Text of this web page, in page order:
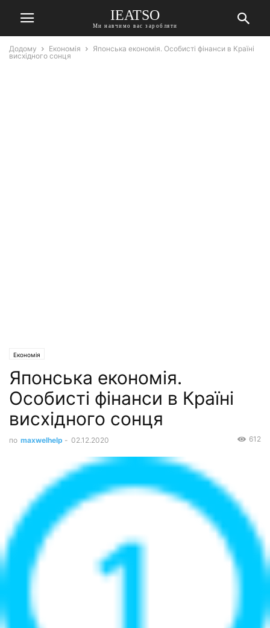
IEATSO
Ми навчимо вас заробляти
Додому Економія
Японська економія. Особисті фінанси в Країні
висхідного сонця
Економія
Японська економія.
Особисті фінанси в Країні
висхідного сонця
по maxwelhelp - 02.12.2020 612